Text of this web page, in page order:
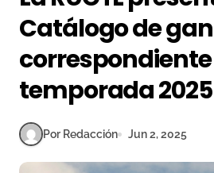
Catálogo de
correspondiente
temporada 2025
Por Redacción Jun 2, 2025